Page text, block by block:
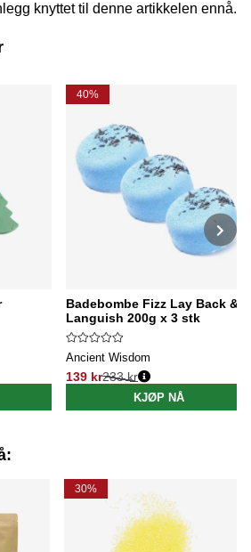
knyttet til denne artikkelen ennå.
40%
Badebombe Fizz Lay Back &
Languish 200g x 3 stk
Ancient Wisdom
139 kr
Vanlig pris:
233 kr
KJØP NÅ
30%